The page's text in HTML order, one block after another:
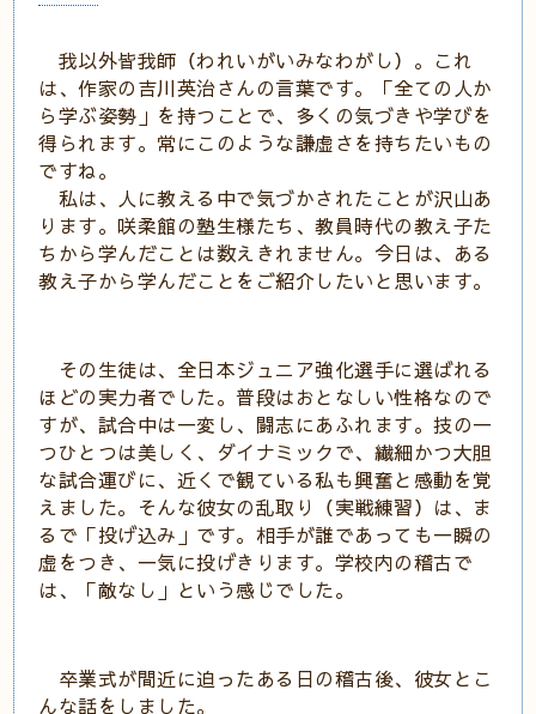
我以外皆我師（われいがいみなわがし）。これ
は、作家の吉川英治さんの言葉です。「全ての人か
ら学ぶ姿勢」を持つことで、多くの気づきや学びを
得られます。常にこのような謙虚さを持ちたいもの
ですね。
私は、人に教える中で気づかされたことが沢山あ
ります。咲柔館の塾生様たち、教員時代の教え子た
ちから学んだことは数えきれません。今日は、ある
教え子から学んだことをご紹介したいと思います。
その生徒は、全日本ジュニア強化選手に選ばれる
ほどの実力者でした。普段はおとなしい性格なので
すが、試合中は一変し、闘志にあふれます。技の一
つひとつは美しく、ダイナミックで、繊細かつ大胆
な試合運びに、近くで観ている私も興奮と感動を覚
えました。そんな彼女の乱取り（実戦練習）は、ま
るで「投げ込み」です。相手が誰であっても一瞬の
虚をつき、一気に投げきります。学校内の稽古で
は、「敵なし」という感じでした。
卒業式が間近に迫ったある日の稽古後、彼女とこ
んな話をしました。